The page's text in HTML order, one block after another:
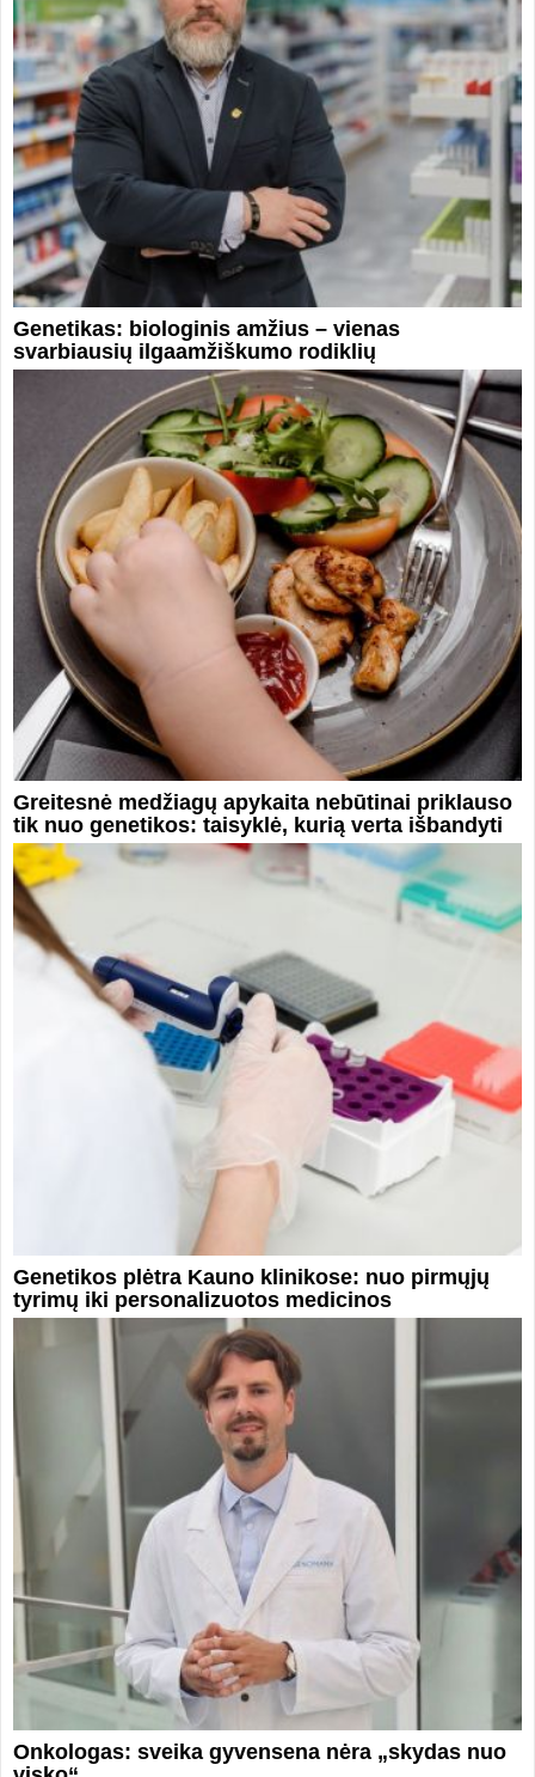
Genetikas: biologinis amžius – vienas
svarbiausių ilgaamžiškumo rodiklių
Greitesnė medžiagų apykaita nebūtinai priklauso
tik nuo genetikos: taisyklė, kurią verta išbandyti
Genetikos plėtra Kauno klinikose: nuo pirmųjų
tyrimų iki personalizuotos medicinos
Onkologas: sveika gyvensena nėra „skydas nuo